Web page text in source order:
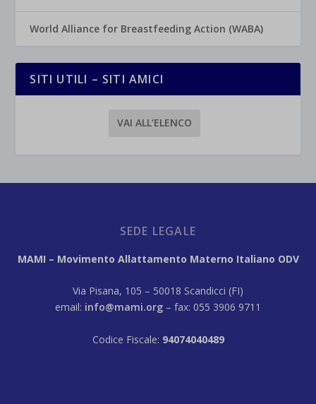
World Alliance for Breastfeeding Action (WABA)
SITI UTILI – SITI AMICI
VAI ALL’ELENCO
SEDE LEGALE
MAMI – Movimento Allattamento Materno Italiano ODV
Via Pisana, 105 – 50018 Scandicci (FI)
email: info@mami.org – fax: 055 3906 9711
Codice Fiscale: 94074040489